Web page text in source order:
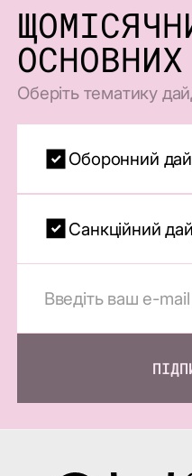
Оберіть тематику
Оборонний
Санкційний